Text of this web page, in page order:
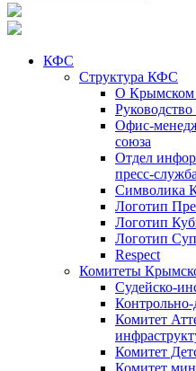
КФС
Структура КФС
О Крымском
Офис-
союза
Отдел
пресс-служба
Символика
Логотип
Логотип
Логотип
Respect
Комитеты
Судейско-
Комитет
Комитет
Комитет